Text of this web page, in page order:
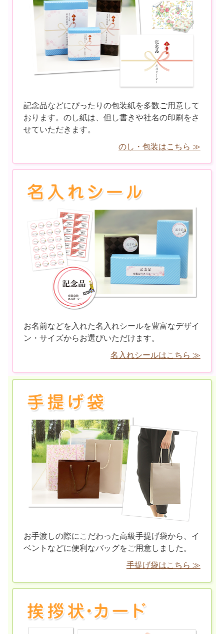
記念品などにぴったりの包装紙を多数ご用意して
おります。のし紙は、但し書きや社名の印刷をさ
せていただきます。
のし・包装はこちら ≫
お名前などを入れた名入れシールを豊富なデザイ
ン・サイズからお選びいただけます。
名入れシールはこちら ≫
お手渡しの際にこだわった高級手提げ袋から、イ
ベントなどに便利なバッグをご用意しました。
手提げ袋はこちら ≫